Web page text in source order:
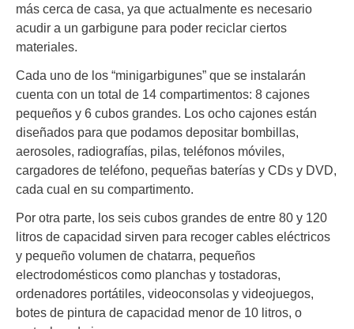
más cerca de casa, ya que actualmente es necesario
acudir a un garbigune para poder reciclar ciertos
materiales.
Cada uno de los “minigarbigunes” que se instalarán
cuenta con un total de 14 compartimentos: 8 cajones
pequeños y 6 cubos grandes. Los ocho cajones están
diseñados para que podamos depositar bombillas,
aerosoles, radiografías, pilas, teléfonos móviles,
cargadores de teléfono, pequeñas baterías y CDs y DVD,
cada cual en su compartimento.
Por otra parte, los seis cubos grandes de entre 80 y 120
litros de capacidad sirven para recoger cables eléctricos
y pequeño volumen de chatarra, pequeños
electrodomésticos como planchas y tostadoras,
ordenadores portátiles, videoconsolas y videojuegos,
botes de pintura de capacidad menor de 10 litros, o